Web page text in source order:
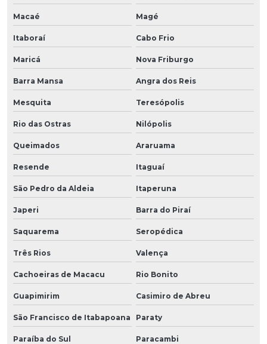
Macaé Magé
Itaboraí Cabo Frio
Maricá Nova Friburgo
Barra Mansa Angra dos Reis
Mesquita Teresópolis
Rio das Ostras Nilópolis
Queimados Araruama
Resende Itaguaí
São Pedro da Aldeia Itaperuna
Japeri Barra do Piraí
Saquarema Seropédica
Três Rios Valença
Cachoeiras de Macacu Rio Bonito
Guapimirim Casimiro de Abreu
São Francisco de Itabapoana Paraty
Paraíba do Sul Paracambi